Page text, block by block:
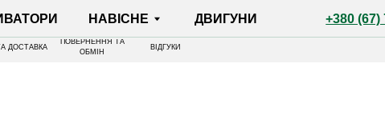
+380 (67) 782-90-77 +380
НАВІСНЕ ДВИГУНИ
ПОВЕРНЕННЯ ТА
ОБМІН
ВІДГУКИ